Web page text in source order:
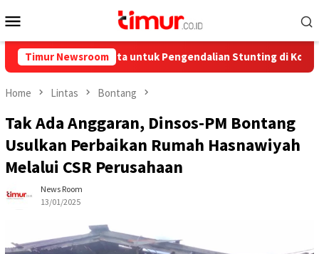
to
Menu
Timur Newsroom
Rp858,7 Juta untuk Pengendalian Stunting di Kota Bontang
Home Lintas Bontang
Tak Ada Anggaran, Dinsos-PM Bontang
Usulkan Perbaikan Rumah Hasnawiyah
Melalui CSR Perusahaan
News Room
13/01/2025